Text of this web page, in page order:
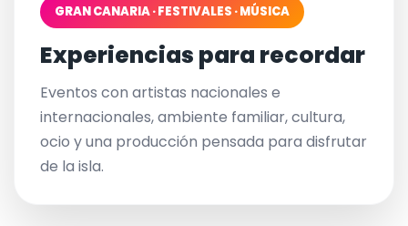
GRAN CANARIA · FESTIVALES · MÚSICA
Experiencias para recordar
Eventos con artistas nacionales e
internacionales, ambiente familiar, cultura,
ocio y una producción pensada para disfrutar
de la isla.